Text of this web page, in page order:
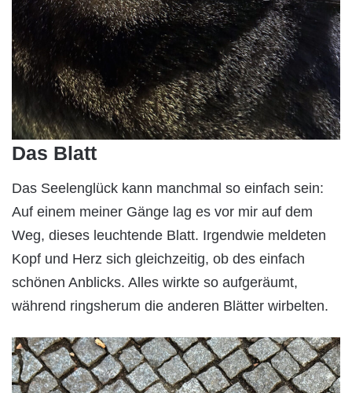
Das Blatt
Das Seelenglück kann manchmal so einfach sein:
Auf einem meiner Gänge lag es vor mir auf dem
Weg, dieses leuchtende Blatt. Irgendwie meldeten
Kopf und Herz sich gleichzeitig, ob des einfach
schönen Anblicks. Alles wirkte so aufgeräumt,
während ringsherum die anderen Blätter wirbelten.